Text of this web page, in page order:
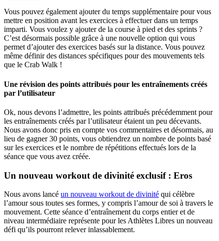
Vous pouvez également ajouter du temps supplémentaire pour vous
mettre en position avant les exercices à effectuer dans un temps
imparti. Vous voulez y ajouter de la course à pied et des sprints ?
C’est désormais possible grâce à une nouvelle option qui vous
permet d’ajouter des exercices basés sur la distance. Vous pouvez
même définir des distances spécifiques pour des mouvements tels
que le Crab Walk !
Une révision des points attribués pour les entraînements créés
par l’utilisateur
Ok, nous devons l’admettre, les points attribués précédemment pour
les entraînements créés par l’utilisateur étaient un peu décevants.
Nous avons donc pris en compte vos commentaires et désormais, au
lieu de gagner 30 points, vous obtiendrez un nombre de points basé
sur les exercices et le nombre de répétitions effectués lors de la
séance que vous avez créée.
Un nouveau workout de divinité exclusif : Eros
Nous avons lancé un nouveau workout de divinité qui célèbre
l’amour sous toutes ses formes, y compris l’amour de soi à travers le
mouvement. Cette séance d’entraînement du corps entier et de
niveau intermédiaire représente pour les Athlètes Libres un nouveau
défi qu’ils pourront relever inlassablement.